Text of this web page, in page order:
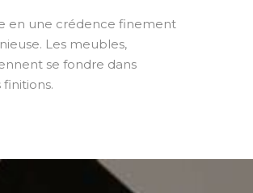
en une crédence finement
Les meubles,
se fondre dans